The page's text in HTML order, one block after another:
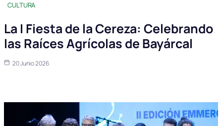
CULTURA
La I Fiesta de la Cereza: Celebrando
las Raíces Agrícolas de Bayárcal
20 Junio 2026